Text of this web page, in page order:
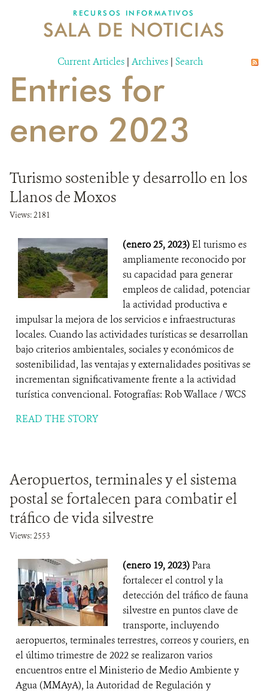
NOSOTROS
DONA
RECURSOS INFORMATIVOS
SALA DE NOTICIAS
Current Articles | Archives | Search
Entries for
enero 2023
Turismo sostenible y desarrollo en los
Llanos de Moxos
Views: 2181
(enero 25, 2023)El turismo es
ampliamente reconocido por
su capacidad para generar
empleos de calidad, potenciar
la actividad productiva e
impulsar la mejora de los servicios e infraestructuras
locales. Cuando las actividades turísticas se desarrollan
bajo criterios ambientales, sociales y económicos de
sostenibilidad, las ventajas y externalidades positivas se
incrementan significativamente frente a la actividad
turística convencional. Fotografías: Rob Wallace / WCS
READ THE STORY
Aeropuertos, terminales y el sistema
postal se fortalecen para combatir el
tráfico de vida silvestre
Views: 2553
(enero 19, 2023)Para
fortalecer el control y la
detección del tráfico de fauna
silvestre en puntos clave de
transporte, incluyendo
aeropuertos, terminales terrestres, correos y couriers, en
el último trimestre de 2022 se realizaron varios
encuentros entre el Ministerio de Medio Ambiente y
Agua (MMAyA), la Autoridad de Regulación y